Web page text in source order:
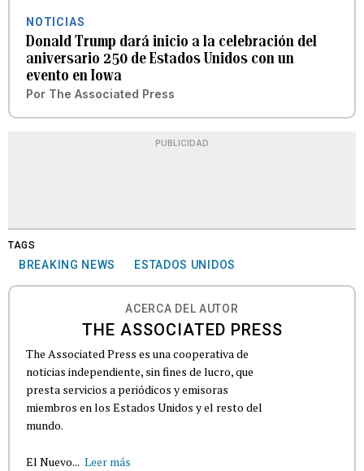
NOTICIAS
Donald Trump dará inicio a la celebración del
aniversario 250 de Estados Unidos con un
evento en Iowa
Por The Associated Press
PUBLICIDAD
TAGS
BREAKING NEWS ESTADOS UNIDOS
ACERCA DEL AUTOR
THE ASSOCIATED PRESS
The Associated Press es una cooperativa de
noticias independiente, sin fines de lucro, que
presta servicios a periódicos y emisoras
miembros en los Estados Unidos y el resto del
mundo.
El Nuevo... Leer más